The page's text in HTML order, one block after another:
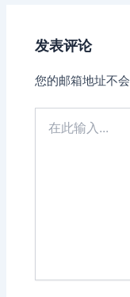
发表评论
您的邮箱地址不会